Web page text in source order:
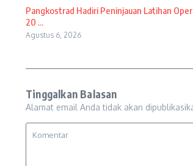
Pangkostrad Hadiri Peninjauan Latihan
20 ...
Agustus 6, 2026
Tinggalkan Balasan
Alamat email Anda tidak akan